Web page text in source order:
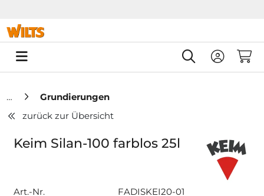
0
Grundierungen
zurück zur Übersicht
Keim Silan-100 farblos 25l
Art.-Nr. FADISKEI20-01